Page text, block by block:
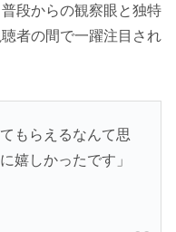
段からの観察眼と独特
者の間で一躍注目され
もらえるなんて思
嬉しかったです」